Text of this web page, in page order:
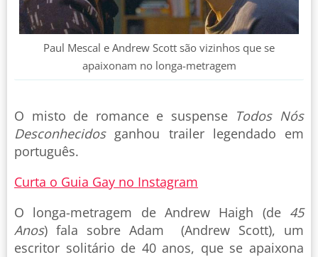
Paul Mescal e Andrew Scott são vizinhos que se
apaixonam no longa-metragem
O misto de romance e suspense Todos Nós
Desconhecidosganhou trailer legendado em
português.
Curta o Guia Gay no Instagram
O longa-metragem de Andrew Haigh (de 45
Anos) fala sobre Adam (Andrew Scott), um
escritor solitário de 40 anos, que se apaixona